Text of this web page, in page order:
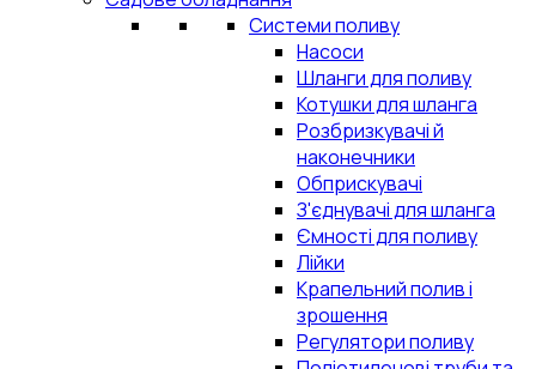
Системи поливу
Насоси
Шланги для поливу
Котушки для шланга
Розбризкувачі й
наконечники
Обприскувачі
З'єднувачі для шланга
Ємності для поливу
Лійки
Крапельний полив і
зрошення
Регулятори поливу